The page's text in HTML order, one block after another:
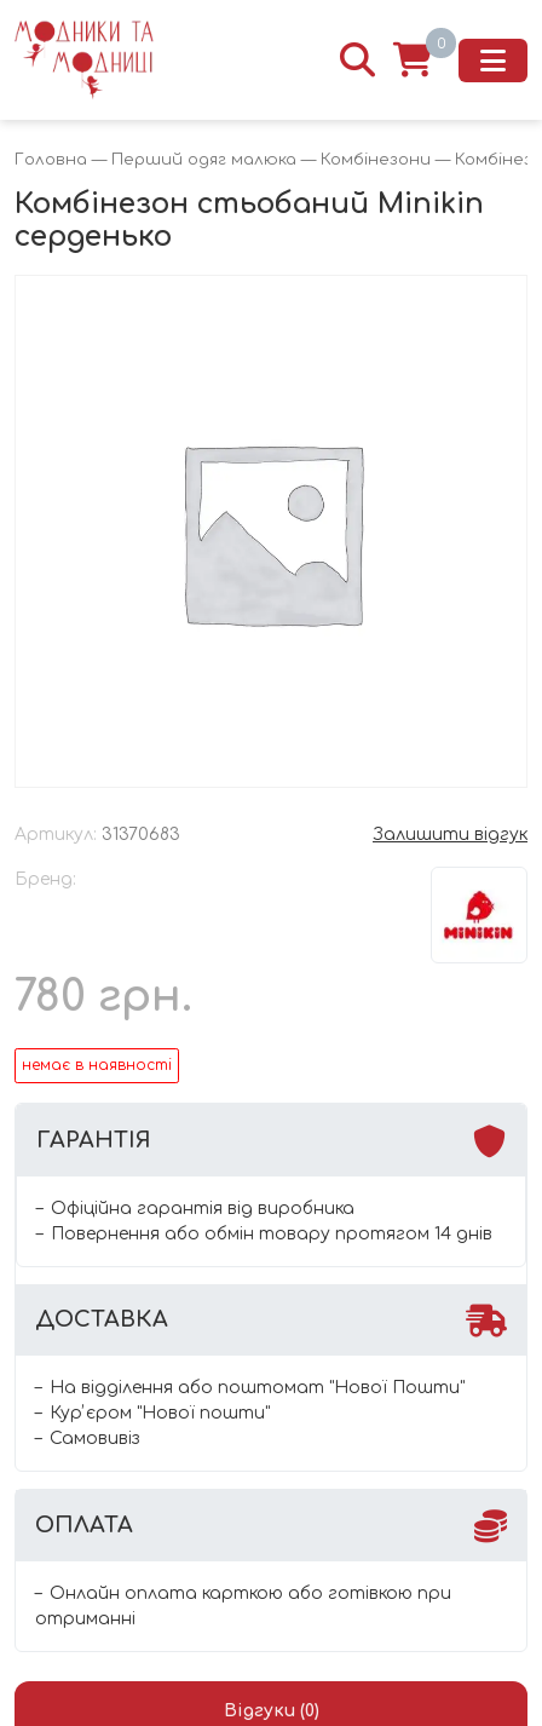
0
Головна — Перший одяг малюка — Комбінезони —
Комбінезон стьобаний Minikin
серденько
Артикул: 31370683 Залишити відгук
Бренд:
780 грн.
немає в наявності
ГАРАНТІЯ
Офіційна гарантія від виробника
Повернення або обмін товару протягом 14 днів
ДОСТАВКА
На відділення або поштомат "Нової Пошти"
Курʼєром "Нової пошти"
Самовивіз
ОПЛАТА
Онлайн оплата карткою або готівкою при
отриманні
Відгуки (0)